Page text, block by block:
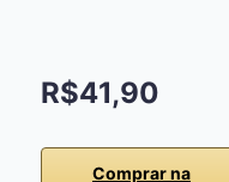
R$41,90
Comprar na